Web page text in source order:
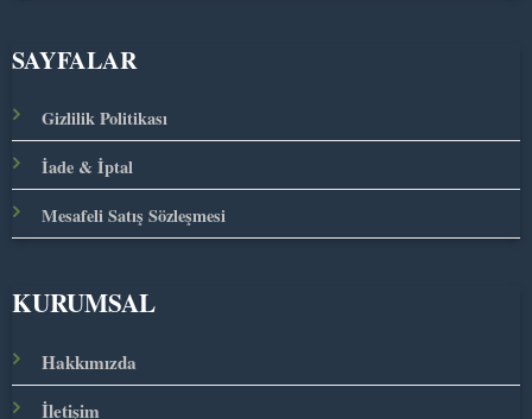
SAYFALAR
Gizlilik Politikası
İade & İptal
Mesafeli Satış Sözleşmesi
KURUMSAL
Hakkımızda
İletişim